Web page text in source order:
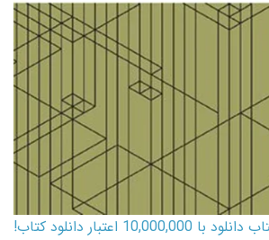
کارت اعتباری کتاب دانلود با 10,000,000 اعتبار دانلود کتاب!